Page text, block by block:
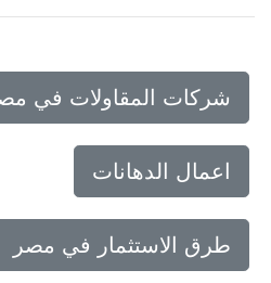
شركات المقاولات في مصر
اعمال الدهانات
طرق الاستثمار في مصر